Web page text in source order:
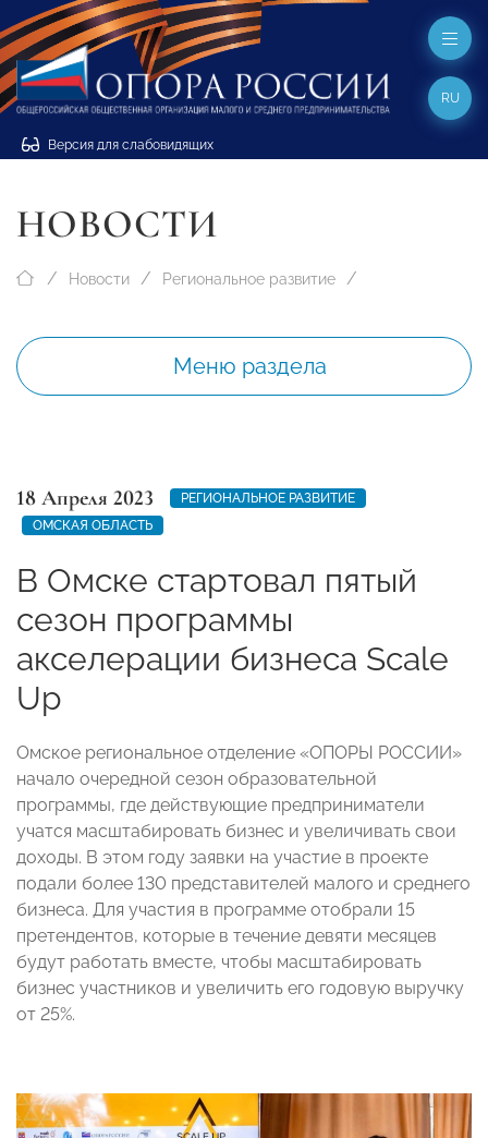
Версия для слабовидящих
RU
НОВОСТИ
Новости Региональное развитие
Меню раздела
18 Апреля 2023
РЕГИОНАЛЬНОЕ РАЗВИТИЕ
ОМСКАЯ ОБЛАСТЬ
В Омске стартовал пятый
сезон программы
акселерации бизнеса Scale
Up
Омское региональное отделение «ОПОРЫ РОССИИ»
начало очередной сезон образовательной
программы, где действующие предприниматели
учатся масштабировать бизнес и увеличивать свои
доходы. В этом году заявки на участие в проекте
подали более 130 представителей малого и среднего
бизнеса. Для участия в программе отобрали 15
претендентов, которые в течение девяти месяцев
будут работать вместе, чтобы масштабировать
бизнес участников и увеличить его годовую выручку
от 25%.